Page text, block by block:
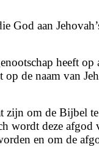
aan
heeft
de naam van
zijn om de
deze afgod
en om de